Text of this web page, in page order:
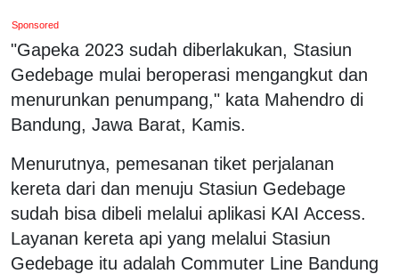
Sponsored
"Gapeka 2023 sudah diberlakukan, Stasiun
Gedebage mulai beroperasi mengangkut dan
menurunkan penumpang," kata Mahendro di
Bandung, Jawa Barat, Kamis.
Menurutnya, pemesanan tiket perjalanan
kereta dari dan menuju Stasiun Gedebage
sudah bisa dibeli melalui aplikasi KAI Access.
Layanan kereta api yang melalui Stasiun
Gedebage itu adalah Commuter Line Bandung